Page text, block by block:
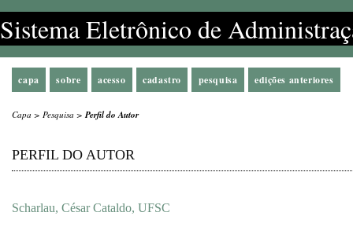
Sistema Eletrônico de
capa sobre acesso cadastro pesquisa edições anteriores
Capa > Pesquisa >Perfil do Autor
PERFIL DO AUTOR
Scharlau, César Cataldo, UFSC